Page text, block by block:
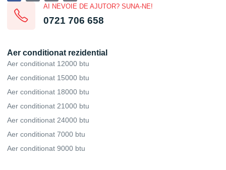
AI NEVOIE DE AJUTOR? SUNA-NE!
0721 706 658
Aer conditionat rezidential
Aer conditionat 12000 btu
Aer conditionat 15000 btu
Aer conditionat 18000 btu
Aer conditionat 21000 btu
Aer conditionat 24000 btu
Aer conditionat 7000 btu
Aer conditionat 9000 btu